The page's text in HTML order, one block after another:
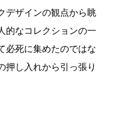
デザインの観点から眺
的なコレクションの一
必死に集めたのではな
押し入れから引っ張り